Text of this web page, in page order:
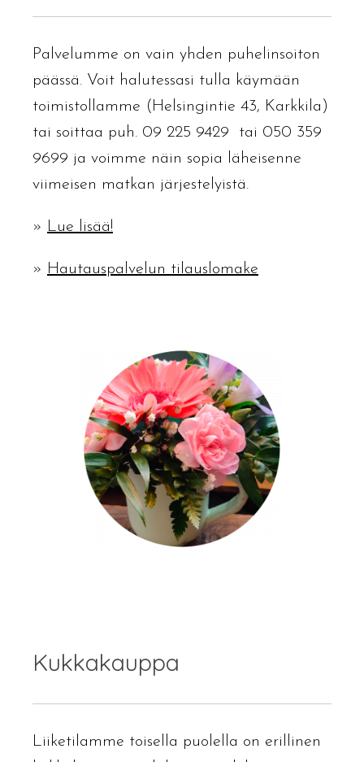
Palvelumme on vain yhden puhelinsoiton
päässä. Voit halutessasi tulla käymään
toimistollamme (Helsingintie 43, Karkkila)
tai soittaa puh. 09 225 9429 tai 050 359
9699 ja voimme näin sopia läheisenne
viimeisen matkan järjestelyistä.
» Lue lisää!
» Hautauspalvelun tilauslomake
Kukkakauppa
Liiketilamme toisella puolella on erillinen